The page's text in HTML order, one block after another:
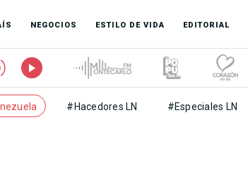
NEGOCIOS ESTILO DE VIDA EDITORIAL
#Hacedores LN #Especiales LN